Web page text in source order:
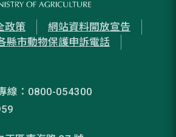
政策
網站資料開放宣告
縣市動物保護申訴電話
線：0800-054300